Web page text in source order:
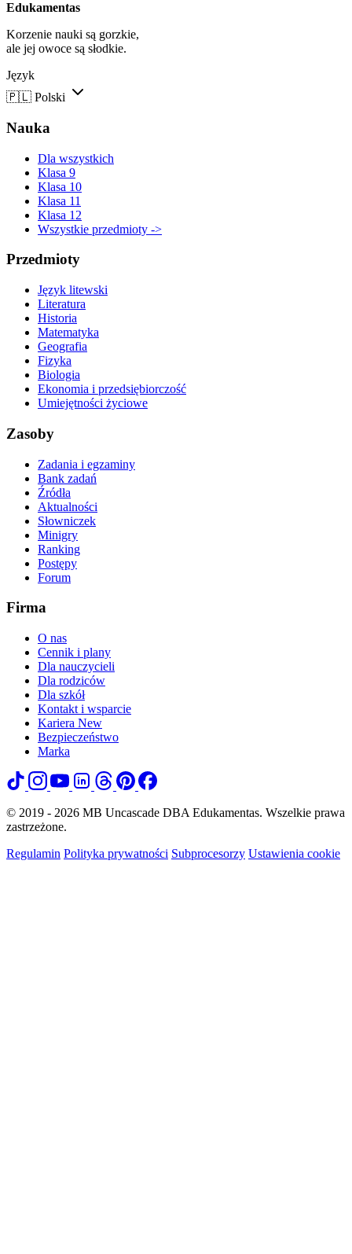
Edukamentas
Korzenie nauki są gorzkie,
ale jej owoce są słodkie.
Język
🇵🇱 Polski
Nauka
Dla wszystkich
Klasa 9
Klasa 10
Klasa 11
Klasa 12
Wszystkie przedmioty ->
Przedmioty
Język litewski
Literatura
Historia
Matematyka
Geografia
Fizyka
Biologia
Ekonomia i przedsiębiorczość
Umiejętności życiowe
Zasoby
Zadania i egzaminy
Bank zadań
Źródła
Aktualności
Słowniczek
Minigry
Ranking
Postępy
Forum
Firma
O nas
Cennik i plany
Dla nauczycieli
Dla rodziców
Dla szkół
Kontakt i wsparcie
Kariera New
Bezpieczeństwo
Marka
© 2019 - 2026 MB Uncascade DBA Edukamentas. Wszelkie prawa
zastrzeżone.
Regulamin Polityka prywatności Subprocesorzy Ustawienia cookie